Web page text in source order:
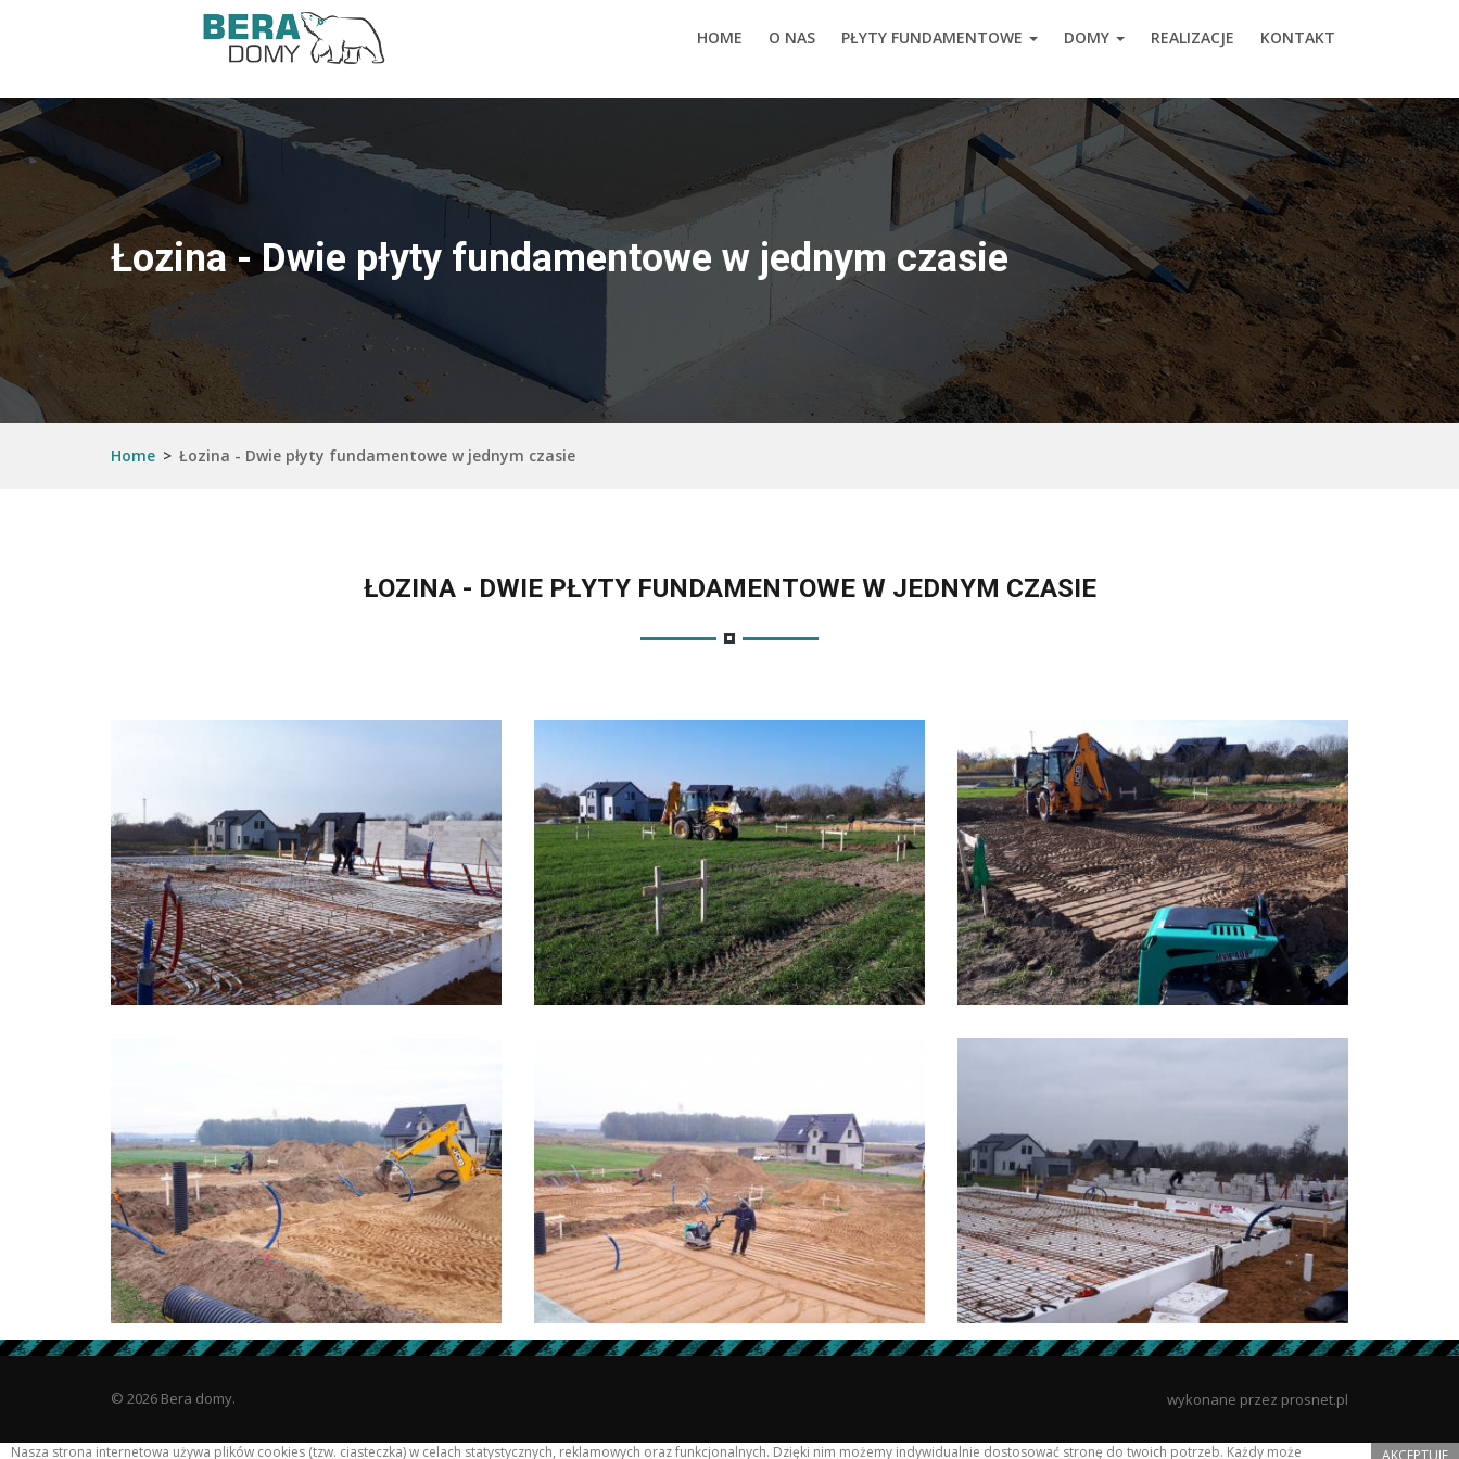
HOME O NAS PŁYTY FUNDAMENTOWE DOMY REALIZACJE KONTAKT
Łozina - Dwie płyty fundamentowe w jednym czasie
Home > Łozina - Dwie płyty fundamentowe w jednym czasie
ŁOZINA - DWIE PŁYTY FUNDAMENTOWE W JEDNYM CZASIE
© 2026 Bera domy. wykonane przez prosnet.pl
Nasza strona internetowa używa plików cookies (tzw. ciasteczka) w celach statystycznych, reklamowych oraz funkcjonalnych. Dzięki nim możemy indywidualnie dostosować stronę do twoich potrzeb. Każdy może